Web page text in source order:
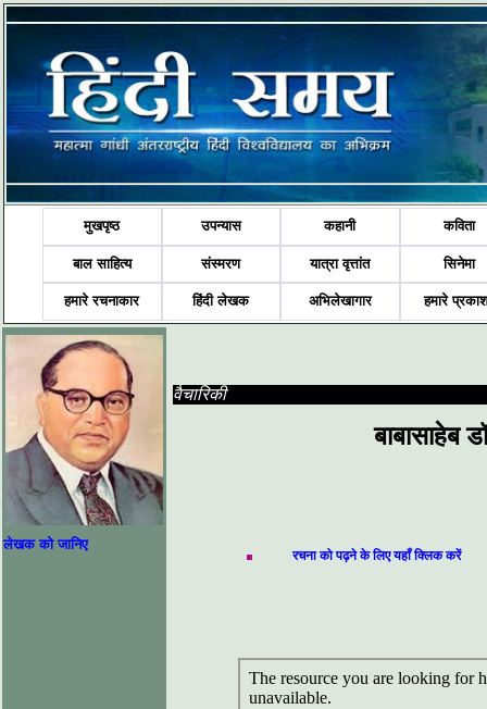
मुखपृष्ठ उपन्यास कहानी कविता
बाल साहित्य संस्मरण यात्रा वृत्तांत सिनेमा
हमारे रचनाकार हिंदी लेखक अभिलेखागार हमारे
लेखक को जानिए
वैचारिकी
बाबासाहेब
रचना को पढ़ने के लिए यहाँ क्लिक करें